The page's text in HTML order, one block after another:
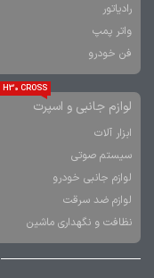
رادیاتور
واتر پمپ
فن خودرو
لوازم جانبی و اسپرت
H30 CROSS
ابزار آلات
سیستم صوتی
لوازم جانبی خودرو
لوازم ضد سرقت
نظافت و نگهداری ماشین